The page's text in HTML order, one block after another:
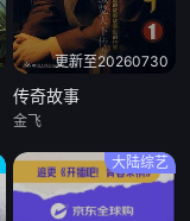
更新至20260730
传奇故事
金飞
大陆综艺